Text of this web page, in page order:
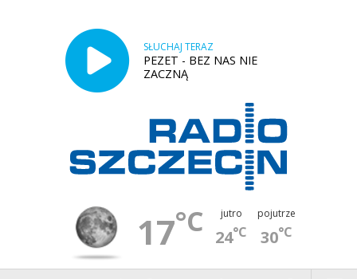
SŁUCHAJ TERAZ
PEZET - BEZ NAS NIE
ZACZNĄ
17°C jutro
24°C
pojutrze
30°C